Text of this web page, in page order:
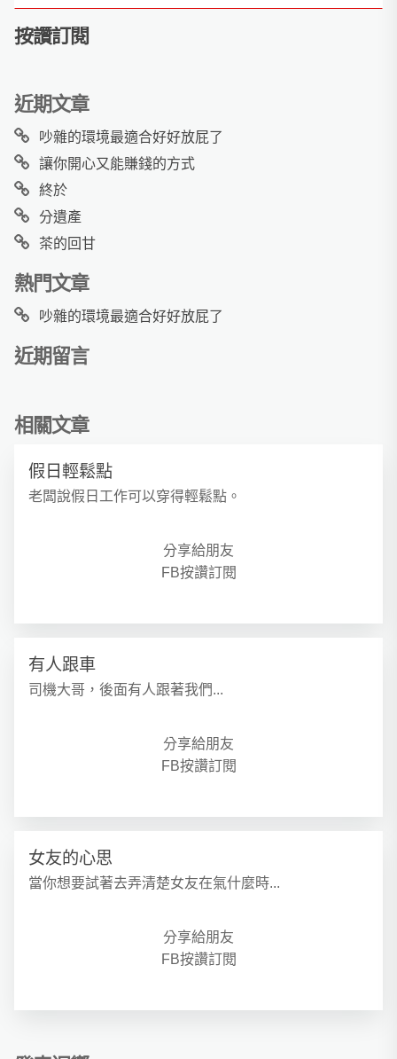
按讚訂閱
近期文章
吵雜的環境最適合好好放屁了
讓你開心又能賺錢的方式
終於
分遺產
茶的回甘
熱門文章
吵雜的環境最適合好好放屁了
近期留言
相關文章
假日輕鬆點
老闆說假日工作可以穿得輕鬆點。
分享給朋友
FB按讚訂閱
有人跟車
司機大哥，後面有人跟著我們...
分享給朋友
FB按讚訂閱
女友的心思
當你想要試著去弄清楚女友在氣什麼時...
分享給朋友
FB按讚訂閱